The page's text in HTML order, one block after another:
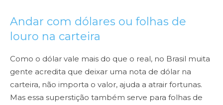
Andar com dólares ou folhas de
louro na carteira
Como o dólar vale mais do que o real, no Brasil muita
gente acredita que deixar uma nota de dólar na
carteira, não importa o valor, ajuda a atrair fortunas.
Mas essa superstição também serve para folhas de